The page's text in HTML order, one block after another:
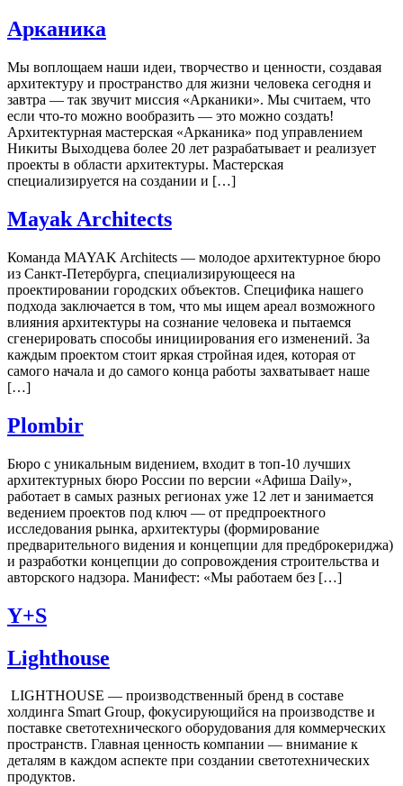
Арканика
Мы воплощаем наши идеи, творчество и ценности, создавая
архитектуру и пространство для жизни человека сегодня и
завтра — так звучит миссия «Арканики». Мы считаем, что
если что-то можно вообразить — это можно создать!
Архитектурная мастерская «Арканика» под управлением
Никиты Выходцева более 20 лет разрабатывает и реализует
проекты в области архитектуры. Мастерская
специализируется на создании и […]
Mayak Architects
Команда MAYAK Architects — молодое архитектурное бюро
из Санкт-Петербурга, специализирующееся на
проектировании городских объектов. Специфика нашего
подхода заключается в том, что мы ищем ареал возможного
влияния архитектуры на сознание человека и пытаемся
сгенерировать способы инициирования его изменений. За
каждым проектом стоит яркая стройная идея, которая от
самого начала и до самого конца работы захватывает наше
[…]
Plombir
Бюро с уникальным видением, входит в топ-10 лучших
архитектурных бюро России по версии «Афиша Daily»,
работает в самых разных регионах уже 12 лет и занимается
ведением проектов под ключ — от предпроектного
исследования рынка, архитектуры (формирование
предварительного видения и концепции для предброкериджа)
и разработки концепции до сопровождения строительства и
авторского надзора. Манифест: «Мы работаем без […]
Y+S
Lighthouse
LIGHTHOUSE — производственный бренд в составе
холдинга Smart Group, фокусирующийся на производстве и
поставке светотехнического оборудования для коммерческих
пространств. Главная ценность компании — внимание к
деталям в каждом аспекте при создании светотехнических
продуктов.